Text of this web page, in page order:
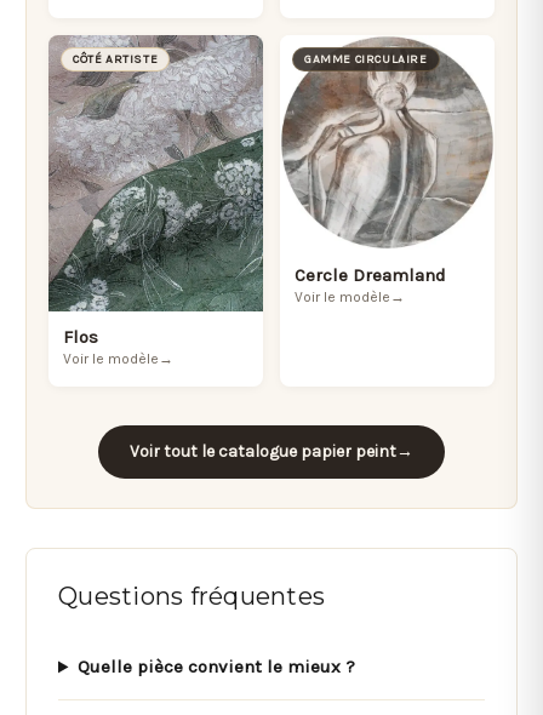
CÔTÉ ARTISTE
Flos
Voir le modèle →
GAMME CIRCULAIRE
Cercle Dreamland
Voir le modèle →
Voir tout le catalogue papier peint→
Questions fréquentes
Quelle pièce convient le mieux ?